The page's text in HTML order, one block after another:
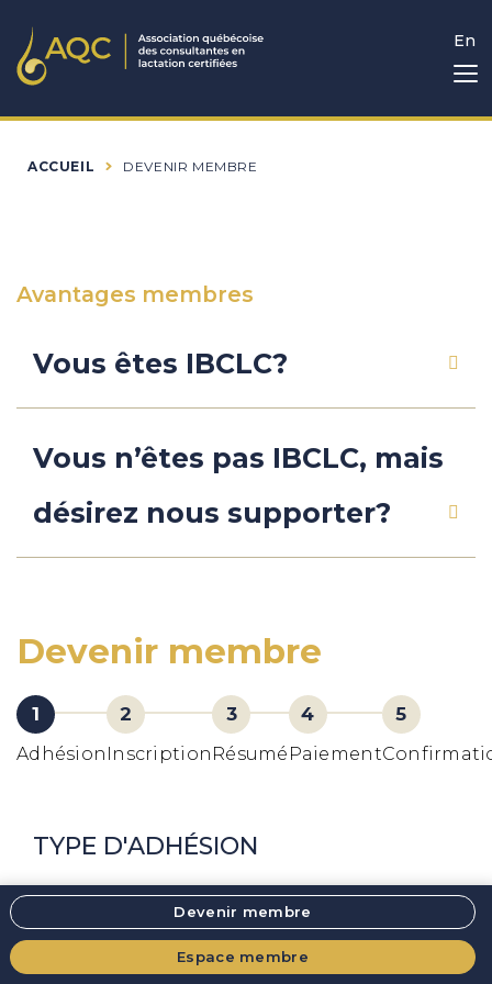
Devenir membre
Espace membre
En
ACCUEIL DEVENIR MEMBRE
Avantages membres
Vous êtes IBCLC?
Vous n’êtes pas IBCLC, mais
désirez nous supporter?
Devenir membre
Adhésion Inscription Résumé Paiement
TYPE D'ADHÉSION
Membre diplômée IBCLC
0,00 $